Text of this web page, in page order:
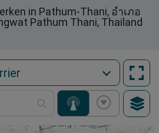
in Pathum-Thani, อำเภอ
Pathum Thani, Thailand